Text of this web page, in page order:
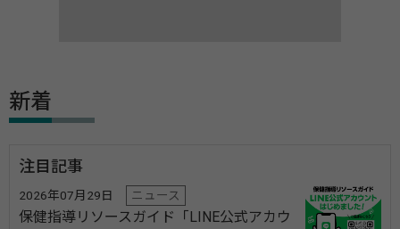
新着
注目記事
2026年07月29日 ニュース
保健指導リソースガイド「LINE公式アカウ